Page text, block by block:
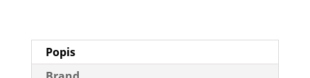
Popis